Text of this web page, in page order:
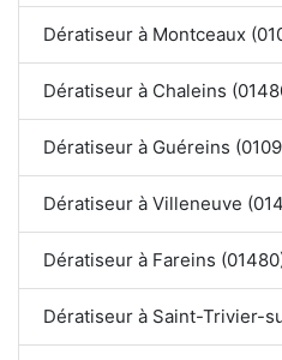
Dératiseur à Montceaux
Dératiseur à Chaleins
Dératiseur à Guéreins
Dératiseur à Villeneuve
Dératiseur à Fareins
Dératiseur à Saint-Trivier-